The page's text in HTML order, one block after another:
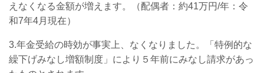
えなくなる金額が増えます。（配偶者：約41万円/年：令
和7年4月現在）
3.年金受給の時効が事実上、なくなりました。「特例的な
繰下げみなし増額制度」により５年前にみなし請求があっ